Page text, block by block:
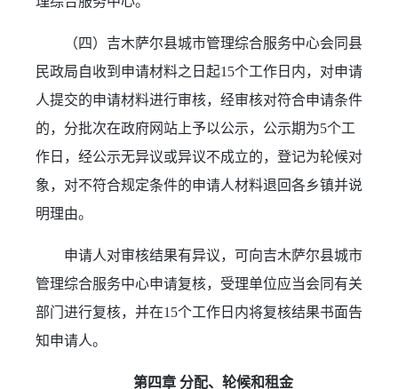
（四）吉木萨尔县城市管理综合服务中心会同县
民政局自收到申请材料之日起15个工作日内，对申请
人提交的申请材料进行审核，经审核对符合申请条件
的，分批次在政府网站上予以公示，公示期为5个工
作日，经公示无异议或异议不成立的，登记为轮候对
象，对不符合规定条件的申请人材料退回各乡镇并说
明理由。
申请人对审核结果有异议，可向吉木萨尔县城市
管理综合服务中心申请复核，受理单位应当会同有关
部门进行复核，并在15个工作日内将复核结果书面告
知申请人。
第四章 分配、轮候和租金